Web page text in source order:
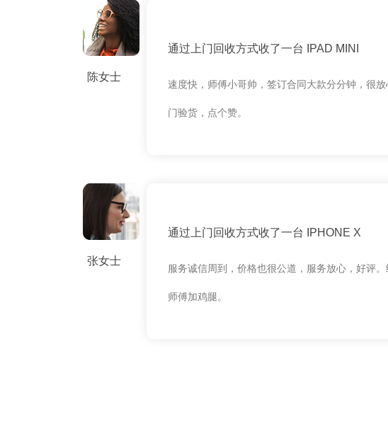
陈女士
通过上门回收方式收了一台 IPAD MINI
速度快，师傅小哥帅，签订合同大款分分钟，很放
门验货，点个赞。
张女士
通过上门回收方式收了一台 IPHONE X
服务诚信周到，价格也很公道，服务放心，好评。
师傅加鸡腿。